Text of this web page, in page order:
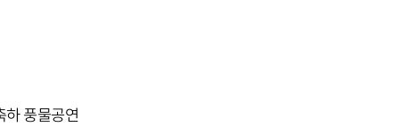
풍물공연